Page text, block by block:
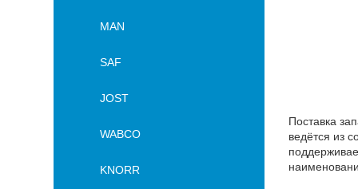
MAN
SAF
JOST
WABCO
KNORR
Поставка
ведётся из